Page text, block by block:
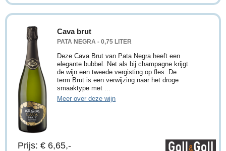
Cava brut
PATA NEGRA - 0,75 LITER
Deze Cava Brut van Pata Negra heeft een
elegante bubbel. Net als bij champagne krijgt
de wijn een tweede vergisting op fles. De
term Brut is een verwijzing naar het droge
smaaktype met ...
Meer over deze wijn
Prijs: € 6,65,-